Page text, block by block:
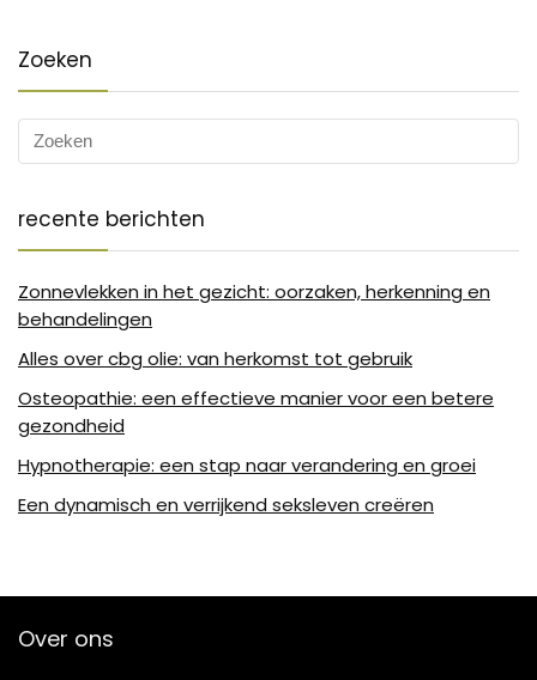
Zoeken
recente berichten
Zonnevlekken in het gezicht: oorzaken, herkenning en
behandelingen
Alles over cbg olie: van herkomst tot gebruik
Osteopathie: een effectieve manier voor een betere
gezondheid
Hypnotherapie: een stap naar verandering en groei
Een dynamisch en verrijkend seksleven creëren
Over ons